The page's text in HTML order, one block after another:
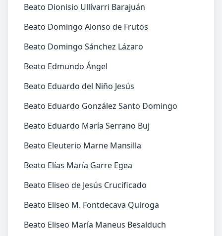
Beato Dionisio Ullívarri Barajuán
Beato Domingo Alonso de Frutos
Beato Domingo Sánchez Lázaro
Beato Edmundo Ángel
Beato Eduardo del Niño Jesús
Beato Eduardo González Santo Domingo
Beato Eduardo María Serrano Buj
Beato Eleuterio Marne Mansilla
Beato Elías María Garre Egea
Beato Eliseo de Jesús Crucificado
Beato Eliseo M. Fontdecava Quiroga
Beato Eliseo María Maneus Besalduch